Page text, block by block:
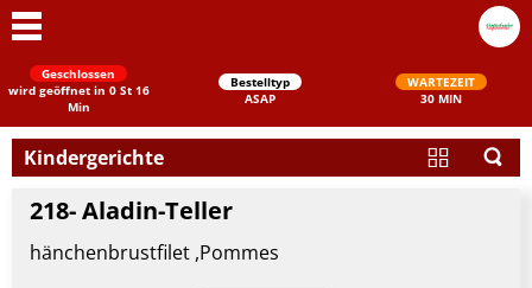
Geschlossen
wird geöffnet in 0 St 16
Min
Bestelltyp
ASAP
WARTEZEIT
30 MIN
Kindergerichte
218- Aladin-Teller
hänchenbrustfilet ,Pommes